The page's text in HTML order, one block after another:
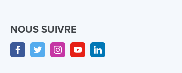
NOUS SUIVRE